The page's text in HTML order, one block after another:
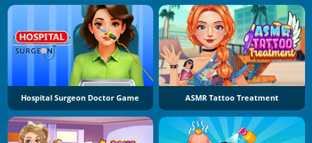
Hospital Surgeon Doctor Game ASMR Tattoo Treatment